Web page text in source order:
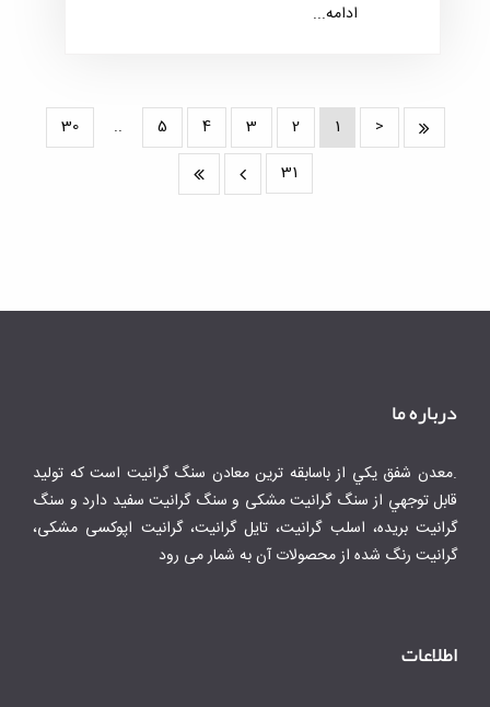
کوچک و راکد می‌تواند نقش تعیین‌کننده‌ای در
ادامه...
<
1
2
3
4
5
..
30
31
درباره ما
.معدن شفق يكي از باسابقه ترين معادن سنگ گرانيت است كه توليد
قابل توجهي از سنگ گرانیت مشکی و سنگ گرانیت سفید دارد و سنگ
گرانیت بریده، اسلب گرانیت، تایل گرانیت، گرانیت اپوکسی مشکی،
گرانیت رنگ شده از محصولات آن به شمار می رود
اطلاعات